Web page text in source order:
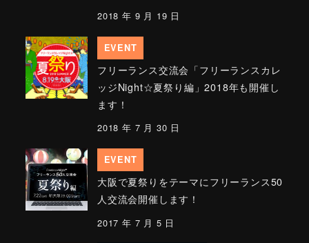
2018 年 9 月 19 日
EVENT
フリーランス交流会「フリーランスカレ
ッジNight☆夏祭り編」2018年も開催し
ます！
2018 年 7 月 30 日
EVENT
大阪で夏祭りをテーマにフリーランス50
人交流会開催します！
2017 年 7 月 5 日